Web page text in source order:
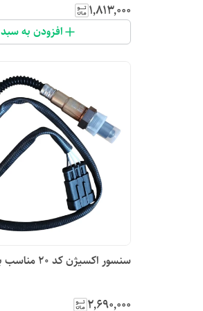
۱٬۸۱۳٬۰۰۰
افزودن به سبد
سنسور اکسیژن کد ۲۰ مناسب برای جک J5
۲٬۶۹۰٬۰۰۰